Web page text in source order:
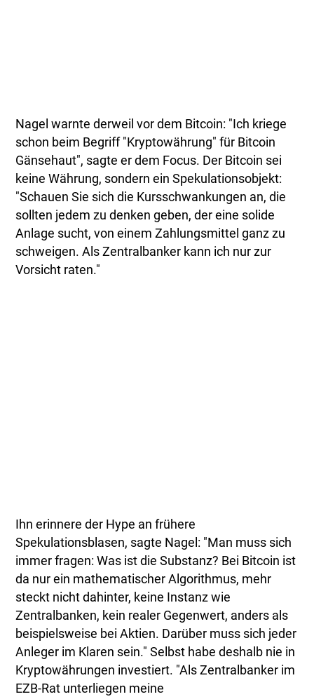
Nagel warnte derweil vor dem Bitcoin: "Ich kriege
schon beim Begriff "Kryptowährung" für Bitcoin
Gänsehaut", sagte er dem Focus. Der Bitcoin sei
keine Währung, sondern ein Spekulationsobjekt:
"Schauen Sie sich die Kursschwankungen an, die
sollten jedem zu denken geben, der eine solide
Anlage sucht, von einem Zahlungsmittel ganz zu
schweigen. Als Zentralbanker kann ich nur zur
Vorsicht raten."
Ihn erinnere der Hype an frühere
Spekulationsblasen, sagte Nagel: "Man muss sich
immer fragen: Was ist die Substanz? Bei Bitcoin ist
da nur ein mathematischer Algorithmus, mehr
steckt nicht dahinter, keine Instanz wie
Zentralbanken, kein realer Gegenwert, anders als
beispielsweise bei Aktien. Darüber muss sich jeder
Anleger im Klaren sein." Selbst habe deshalb nie in
Kryptowährungen investiert. "Als Zentralbanker im
EZB-Rat unterliegen meine